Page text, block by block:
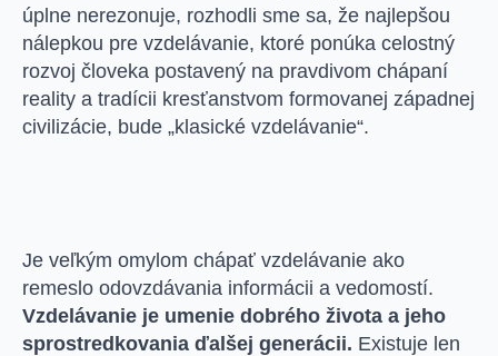
úplne nerezonuje, rozhodli sme sa, že najlepšou
nálepkou pre vzdelávanie, ktoré ponúka celostný
rozvoj človeka postavený na pravdivom chápaní
reality a tradícii kresťanstvom formovanej západnej
civilizácie, bude „klasické vzdelávanie“.
Je veľkým omylom chápať vzdelávanie ako
remeslo odovzdávania informácii a vedomostí.
Vzdelávanie je umenie dobrého života a jeho
sprostredkovania ďalšej generácii. Existuje len